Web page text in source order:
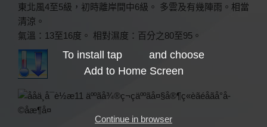
東北風4至5級，初時離岸間中6級。 多雲及有幾陣雨。相當
清涼。
氣溫：13至16度。 相對濕度：百分之80至95。
To install tap
and choose
Add to Home Screen
Continue in browser